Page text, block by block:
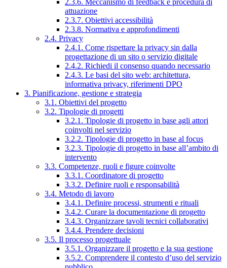
2.3.6. Meccanismo di feedback e procedura di
attuazione
2.3.7. Obiettivi accessibilità
2.3.8. Normativa e approfondimenti
2.4. Privacy
2.4.1. Come rispettare la privacy sin dalla
progettazione di un sito o servizio digitale
2.4.2. Richiedi il consenso quando necessario
2.4.3. Le basi del sito web: architettura,
informativa privacy, riferimenti DPO
3. Pianificazione, gestione e strategia
3.1. Obiettivi del progetto
3.2. Tipologie di progetti
3.2.1. Tipologie di progetto in base agli attori
coinvolti nel servizio
3.2.2. Tipologie di progetto in base al focus
3.2.3. Tipologie di progetto in base all’ambito di
intervento
3.3. Competenze, ruoli e figure coinvolte
3.3.1. Coordinatore di progetto
3.3.2. Definire ruoli e responsabilità
3.4. Metodo di lavoro
3.4.1. Definire processi, strumenti e rituali
3.4.2. Curare la documentazione di progetto
3.4.3. Organizzare tavoli tecnici collaborativi
3.4.4. Prendere decisioni
3.5. Il processo progettuale
3.5.1. Organizzare il progetto e la sua gestione
3.5.2. Comprendere il contesto d’uso del servizio